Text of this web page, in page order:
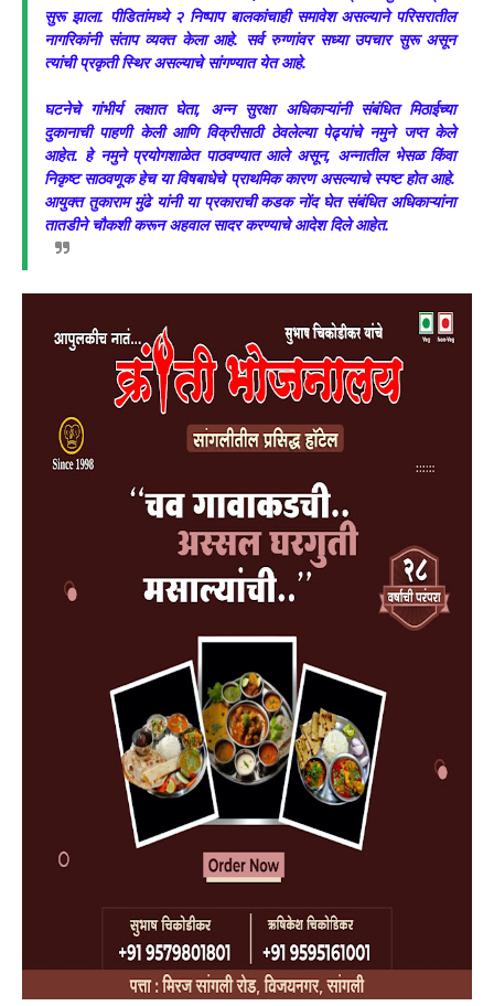
सुरू झाला. पीडितांमध्ये २ निष्पाप बालकांचाही समावेश असल्याने परिसरातील
नागरिकांनी संताप व्यक्त केला आहे. सर्व रुग्णांवर सध्या उपचार सुरू असून
त्यांची प्रकृती स्थिर असल्याचे सांगण्यात येत आहे.
घटनेचे गांभीर्य लक्षात घेता, अन्न सुरक्षा अधिकाऱ्यांनी संबंधित मिठाईच्या
दुकानाची पाहणी केली आणि विक्रीसाठी ठेवलेल्या पेढ्यांचे नमुने जप्त केले
आहेत. हे नमुने प्रयोगशाळेत पाठवण्यात आले असून, अन्नातील भेसळ किंवा
निकृष्ट साठवणूक हेच या विषबाधेचे प्राथमिक कारण असल्याचे स्पष्ट होत आहे.
आयुक्त तुकाराम मुंढे यांनी या प्रकाराची कडक नोंद घेत संबंधित अधिकाऱ्यांना
तातडीने चौकशी करून अहवाल सादर करण्याचे आदेश दिले आहेत.